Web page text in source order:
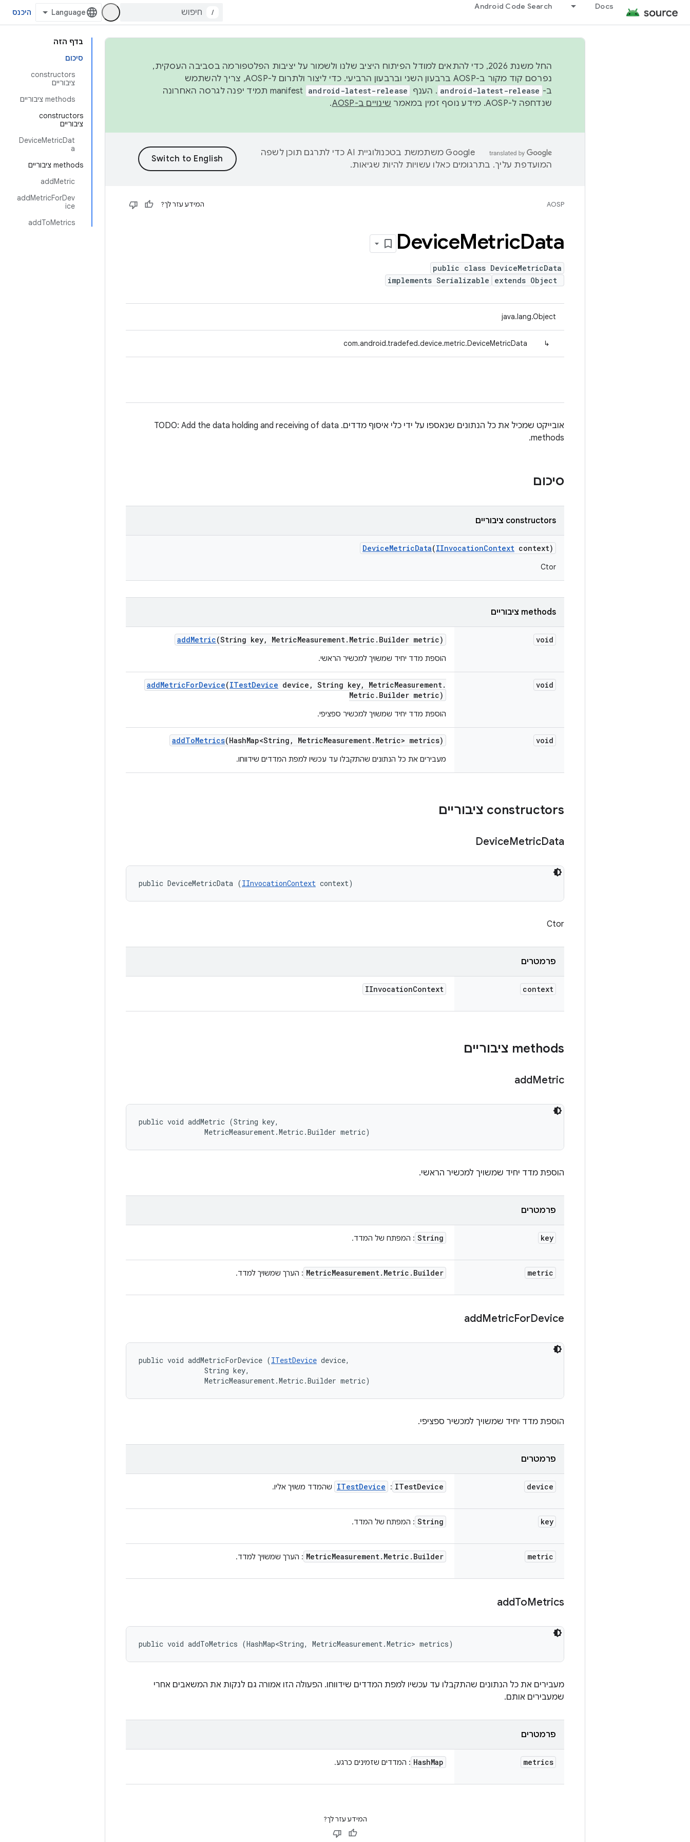
Docs
Android Code Search
/ היכנס
בדף הזה
סיכום
‫constructors
ציבוריים
‫methods ציבוריים
‫constructors
ציבוריים
DeviceMetricDat
a
‫methods ציבוריים
addMetric
addMetricForDev
ice
addToMetrics
החל משנת 2026, כדי להתאים למודל הפיתוח היציב שלנו ולשמור על יציבות הפלטפורמה בסביבה העסקית,
נפרסם קוד מקור ב-AOSP ברבעון השני וברבעון הרביעי. כדי ליצור ולתרום ל-AOSP, צריך להשתמש
ב- android-latest-release . הענף android-latest-release
manifest תמיד יפנה לגרסה האחרונה
שנדחפה ל-AOSP. מידע נוסף זמין במאמר
שינויים ב-AOSP .
‫Google משתמשת בטכנולוגיית AI כדי לתרגם תוכן לשפה
המועדפת עליך. בתרגומים כאלו עשויות להיות שגיאות.
AOSP המידע עזר לך?
DeviceMetricData
public class DeviceMetricData
extends Object
implements Serializable
java.lang.Object
↳
com.android.tradefed.device.metric.DeviceMetricData
אובייקט שמכיל את כל הנתונים שנאספו על ידי כלי איסוף מדדים. TODO: Add the data holding and receiving of data
methods.
סיכום
‫constructors ציבוריים
DeviceMetricData(IInvocationContext context)
Ctor
‫methods ציבוריים
void
addMetric(String key, MetricMeasurement. Metric . Builder metric)
הוספת מדד יחיד שמשויך למכשיר הראשי.
void
addMetricForDevice(ITestDevice device , String key, MetricMeasurement.
Metric . Builder metric)
הוספת מדד יחיד שמשויך למכשיר ספציפי.
void
addToMetrics(HashMap<String , MetricMeasurement. Metric> metrics)
מעבירים את כל הנתונים שהתקבלו עד עכשיו למפת המדדים שידווחו.
‫constructors ציבוריים
DeviceMetricData
public DeviceMetricData (IInvocationContext context)
Ctor
פרמטרים
context
IInvocationContext
‫methods ציבוריים
addMetric
public void addMetric (String key,
                MetricMeasurement.Metric.Builder metric)
הוספת מדד יחיד שמשויך למכשיר הראשי.
פרמטרים
key
String : המפתח של המדד.
metric
MetricMeasurement. Metric . Builder : הערך שמשויך למדד.
addMetricForDevice
public void addMetricForDevice (ITestDevice device,
                String key,
                MetricMeasurement.Metric.Builder metric)
הוספת מדד יחיד שמשויך למכשיר ספציפי.
פרמטרים
device
ITestDevice
:
ITestDevice שהמדד משויך אליו.
key
String : המפתח של המדד.
metric
MetricMeasurement. Metric . Builder : הערך שמשויך למדד.
addToMetrics
public void addToMetrics (HashMap<String, MetricMeasurement.Metric> metrics)
מעבירים את כל הנתונים שהתקבלו עד עכשיו למפת המדדים שידווחו. הפעולה הזו אמורה גם לנקות את המשאבים אחרי
שמעבירים אותם.
פרמטרים
metrics
HashMap : המדדים שזמינים כרגע.
המידע עזר לך?